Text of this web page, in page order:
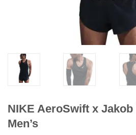
NIKE AeroSwift x
Men’s